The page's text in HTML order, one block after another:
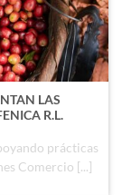
LAS
R.L.
prácticas
Comercio [...]